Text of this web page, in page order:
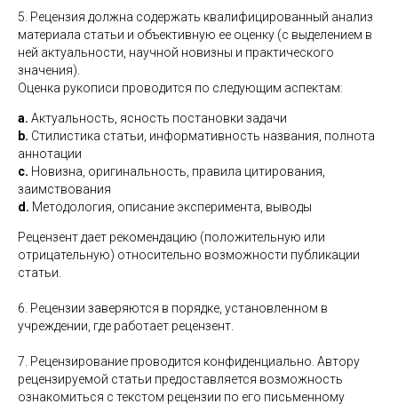
5. Рецензия должна содержать квалифицированный анализ
материала статьи и объективную ее оценку (с выделением в
ней актуальности, научной новизны и практического
значения).
Оценка рукописи проводится по следующим аспектам:
a. Актуальность, ясность постановки задачи
b. Стилистика статьи, информативность названия, полнота
аннотации
c. Новизна, оригинальность, правила цитирования,
заимствования
d. Методология, описание эксперимента, выводы
Рецензент дает рекомендацию (положительную или
отрицательную) относительно возможности публикации
статьи.
6. Рецензии заверяются в порядке, установленном в
учреждении, где работает рецензент.
7. Рецензирование проводится конфиденциально. Автору
рецензируемой статьи предоставляется возможность
ознакомиться с текстом рецензии по его письменному